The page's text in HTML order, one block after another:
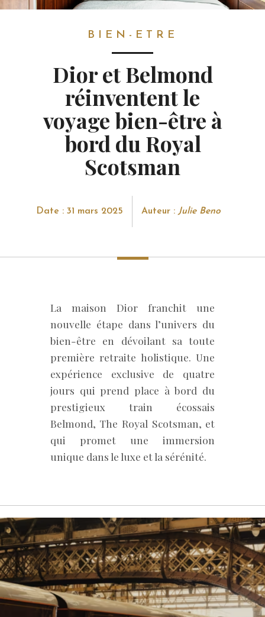
BIEN-ETRE
Dior et Belmond
réinventent le
voyage bien-être à
bord du Royal
Scotsman
Date : 31 mars 2025 Auteur : Julie Beno
La maison Dior franchit une
nouvelle étape dans l’univers du
bien-être en dévoilant sa toute
première retraite holistique. Une
expérience exclusive de quatre
jours qui prend place à bord du
prestigieux train écossais
Belmond, The Royal Scotsman, et
qui promet une immersion
unique dans le luxe et la sérénité.